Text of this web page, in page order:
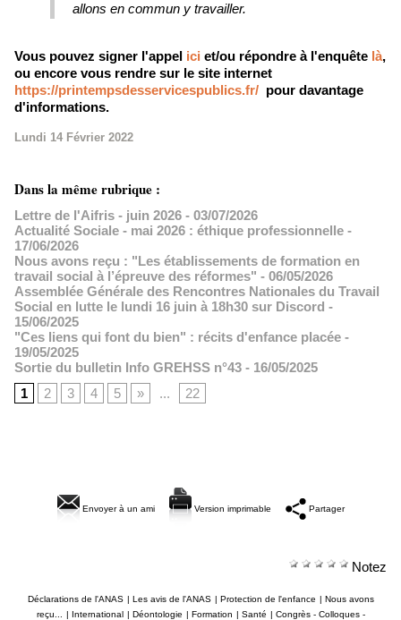
allons en commun y travailler.
Vous pouvez signer l'appel ici et/ou répondre à l'enquête là,
ou encore vous rendre sur le site internet
https://printempsdesservicespublics.fr/ pour davantage
d'informations.
Lundi 14 Février 2022
Dans la même rubrique :
Lettre de l'Aifris - juin 2026 - 03/07/2026
Actualité Sociale - mai 2026 : éthique professionnelle -
17/06/2026
Nous avons reçu : "Les établissements de formation en
travail social à l’épreuve des réformes" - 06/05/2026
Assemblée Générale des Rencontres Nationales du Travail
Social en lutte le lundi 16 juin à 18h30 sur Discord -
15/06/2025
"Ces liens qui font du bien" : récits d'enfance placée -
19/05/2025
Sortie du bulletin Info GREHSS n°43 - 16/05/2025
1
2 3 4 5 » ... 22
Envoyer à un ami Version imprimable Partager
Notez
Déclarations de l'ANAS | Les avis de l'ANAS | Protection de l'enfance | Nous avons
reçu...
| International | Déontologie | Formation | Santé | Congrès - Colloques -